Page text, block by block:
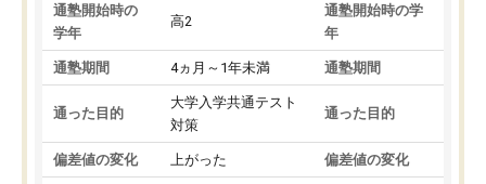
通塾開始時の
学年
高2
通塾期間 4ヵ月～1年未満
通った目的
大学入学共通テスト
対策
偏差値の変化 上がった
通塾開始時の学
年
通塾期間
通った目的
偏差値の変化